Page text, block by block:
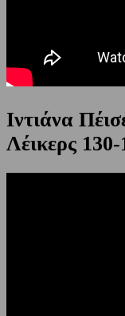
Ιντιάνα
Λέικερς